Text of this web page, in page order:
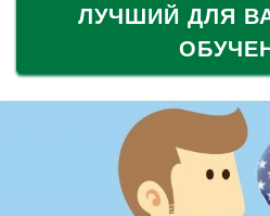
ЛУЧШИЙ ДЛЯ